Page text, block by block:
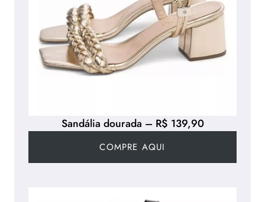
Sandália dourada – R$ 139,90
COMPRE AQUI